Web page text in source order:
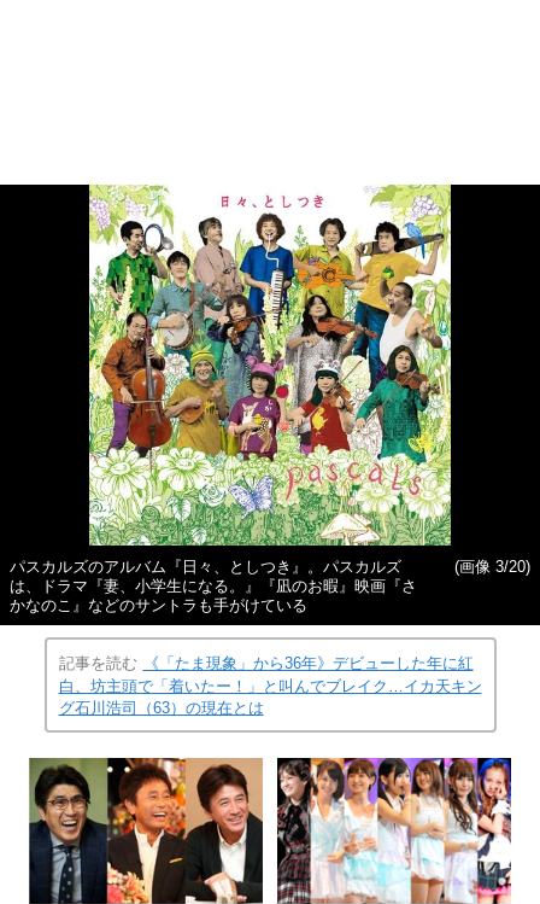
パスカルズのアルバム『日々、としつき』。パスカルズ
は、ドラマ『妻、小学生になる。』『凪のお暇』映画『さ
かなのこ』などのサントラも手がけている
(画像 3/20)
記事を読む
《「たま現象」から36年》デビューした年に紅
白、坊主頭で「着いたー！」と叫んでブレイク…イカ天キン
グ石川浩司（63）の現在とは